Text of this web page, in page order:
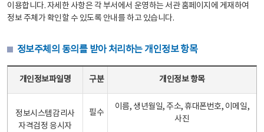
이용합니다. 자세한 사항은 각 부서에서 운영하는 서관 홈페이지에 게재하여
정보 주체가 확인할 수 있도록 안내를 하고 있습니다.
정보주체의 동의를 받아 처리하는 개인정보 항목
개인정보파일명 구분 개인정보 항목
정보시스템감리사
자격검정 응시자
필수
이름, 생년월일, 주소, 휴대폰번호, 이메일,
사진